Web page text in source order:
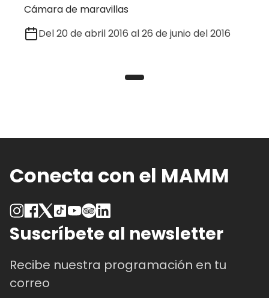
Cámara de maravillas
Del 20 de abril 2016 al 26 de junio del 2016
Conecta con el MAMM
Suscríbete al newsletter
Recibe nuestra programación en tu
correo